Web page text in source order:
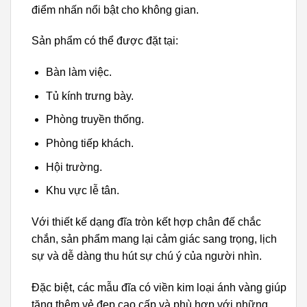
điểm nhấn nổi bật cho không gian.
Sản phẩm có thể được đặt tại:
Bàn làm việc.
Tủ kính trưng bày.
Phòng truyền thống.
Phòng tiếp khách.
Hội trường.
Khu vực lễ tân.
Với thiết kế dạng đĩa tròn kết hợp chân đế chắc
chắn, sản phẩm mang lại cảm giác sang trọng, lịch
sự và dễ dàng thu hút sự chú ý của người nhìn.
Đặc biệt, các mẫu đĩa có viền kim loại ánh vàng giúp
tăng thêm vẻ đẹp cao cấp và phù hợp với những